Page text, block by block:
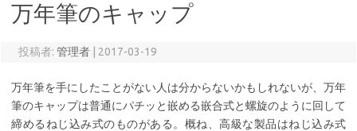
万年筆のキャップ
投稿者: 管理者 2017-03-19
万年筆を手にしたことがない人は分からないかもしれないが、万年
筆のキャップは普通にパチッと嵌める嵌合式と螺旋のように回して
締めるねじ込み式のものがある。概ね、高級な製品はねじ込み式